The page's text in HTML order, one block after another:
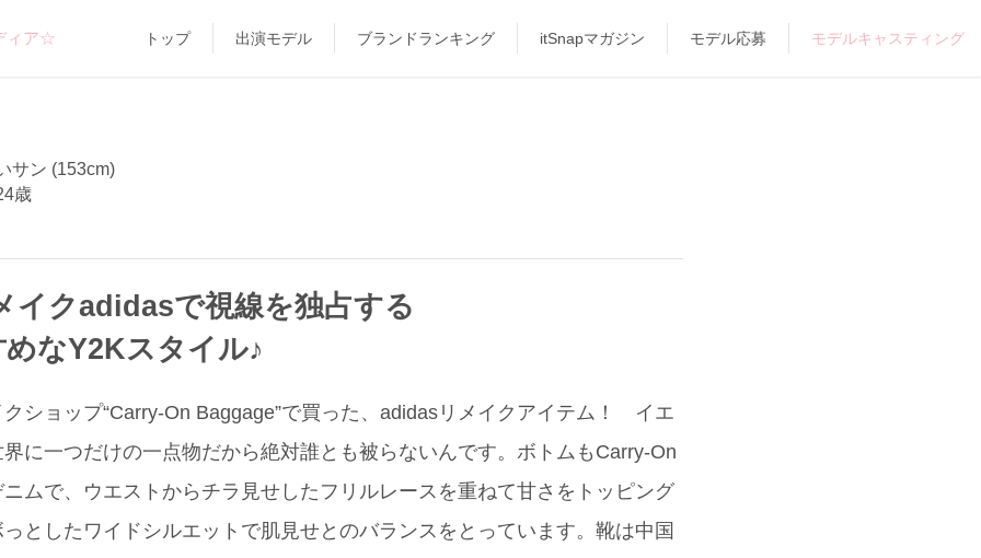
ィア☆ トップ 出演モデル ブランドランキング itSnapマガジン モデル応募 モデルキャスティング
サン (153cm)
歳
イクadidasで視線を独占する
なY2Kスタイル♪
ショップ“Carry-On Baggage”で買った、adidasリメイクアイテム！ イエ
に一つだけの一点物だから絶対誰とも被らないんです。ボトムもCarry-On
ムで、ウエストからチラ見せしたフリルレースを重ねて甘さをトッピング
したワイドシルエットで肌見せとのバランスをとっています。靴は中国